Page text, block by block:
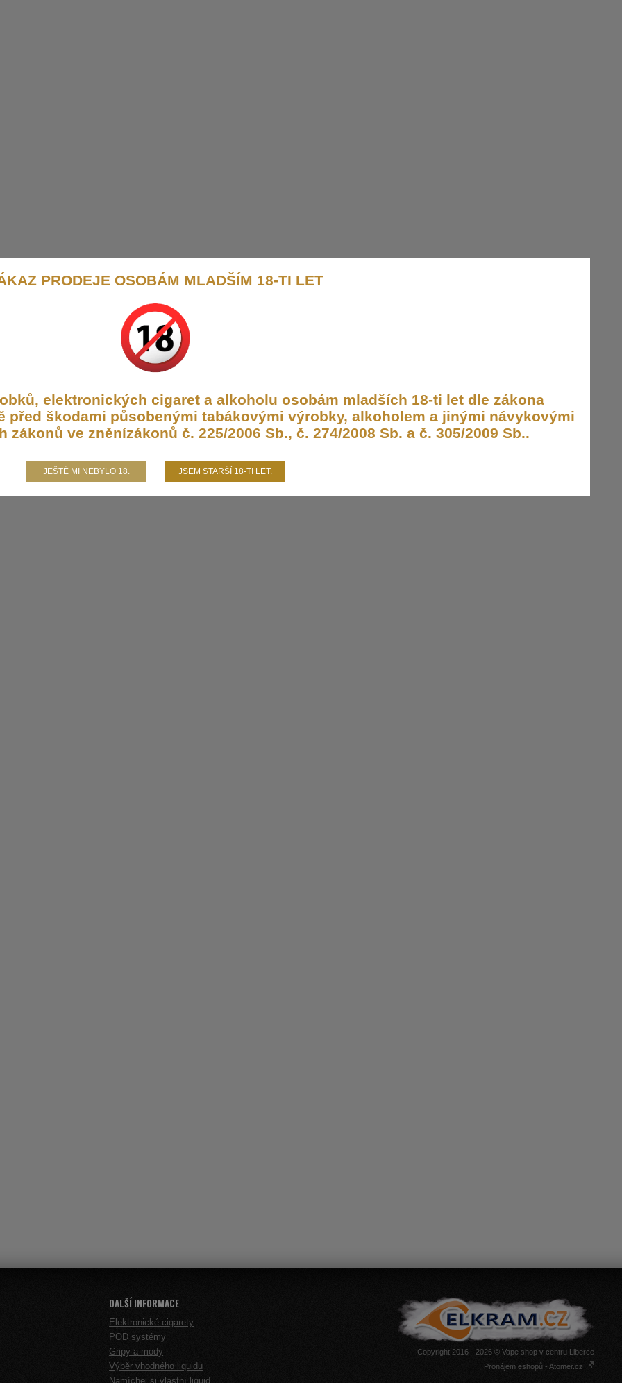
DALŠÍ INFORMACE
Elektronické cigarety
POD systémy
Gripy a módy
Výběr vhodného liquidu
Namíchej si vlastní liquid
Copyright 2016 - 2026 © Vape shop v centru Liberce
Pronájem eshopů - Atomer.cz
PRODEJE OSOBÁM MLADŠÍM 18-TI LET
elektronických cigaret a alkoholu osobám mladších 18-ti let dle zákona
před škodami působenými tabákovými výrobky, alkoholem a jinými návykovými
ve zněnízákonů č. 225/2006 Sb., č. 274/2008 Sb. a č. 305/2009 Sb..
JEŠTĚ MI NEBYLO 18. JSEM STARŠÍ 18-TI LET.